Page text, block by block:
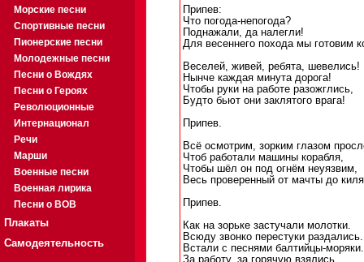
Морские песни
Спортивные песни
Пионерские песни
Молодежные песни
Песни о Вождях
Песни о Героях
Революционные
Интернационал
Речи
Марши
Военные песни
Военная лирика
Песни о ВОВ
Плакаты
Самодеятельность
Припев:
Что погода-непогода?
Поднажали, да налегли!
Для весеннего похода мы готовим
Веселей, живей, ребята, шевелись!
Нынче каждая минута дорога!
Чтобы руки на работе разожглись,
Будто бьют они заклятого врага!
Припев.
Всё осмотрим, зорким глазом
Чтоб работали машины корабля,
Чтобы шёл он под огнём неуязвим,
Весь проверенный от мачты до
Припев.
Как на зорьке застучали молотки.
Всюду звонко перестуки раздались.
Встали с песнями балтийцы-моряки.
За работу, за горячую взялись.